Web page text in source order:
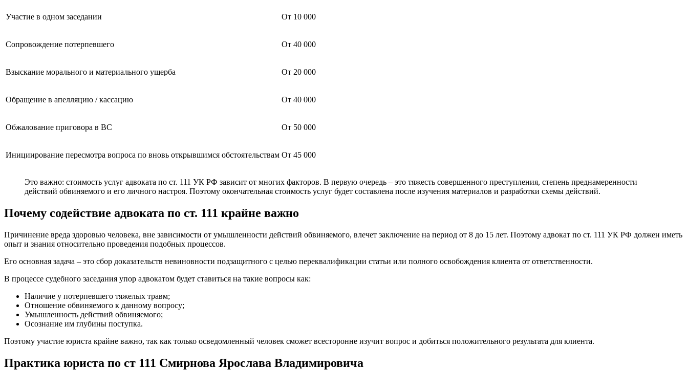
Участие в одном заседании От 10 000
Сопровождение потерпевшего От 40 000
Взыскание морального и материального ущерба От 20 000
Обращение в апелляцию / кассацию От 40 000
Обжалование приговора в ВС От 50 000
Инициирование пересмотра вопроса по вновь открывшимся обстоятельствам От 45 000
Это важно: стоимость услуг адвоката по ст. 111 УК РФ зависит от многих факторов. В первую очередь – это тяжесть совершенного преступления, степень преднамеренности
действий обвиняемого и его личного настроя. Поэтому окончательная стоимость услуг будет составлена после изучения материалов и разработки схемы действий.
Почему содействие адвоката по ст. 111 крайне важно
Причинение вреда здоровью человека, вне зависимости от умышленности действий обвиняемого, влечет заключение на период от 8 до 15 лет. Поэтому адвокат по ст. 111 УК РФ должен иметь
опыт и знания относительно проведения подобных процессов.
Его основная задача – это сбор доказательств невиновности подзащитного с целью переквалификации статьи или полного освобождения клиента от ответственности.
В процессе судебного заседания упор адвокатом будет ставиться на такие вопросы как:
Наличие у потерпевшего тяжелых травм;
Отношение обвиняемого к данному вопросу;
Умышленность действий обвиняемого;
Осознание им глубины поступка.
Поэтому участие юриста крайне важно, так как только осведомленный человек сможет всесторонне изучит вопрос и добиться положительного результата для клиента.
Практика юриста по ст 111 Смирнова Ярослава Владимировича